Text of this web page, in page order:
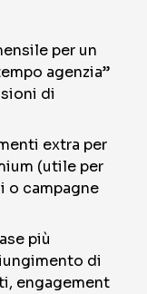
per un
agenzia”
di
extra per
(utile per
o campagne
più
di
engagement